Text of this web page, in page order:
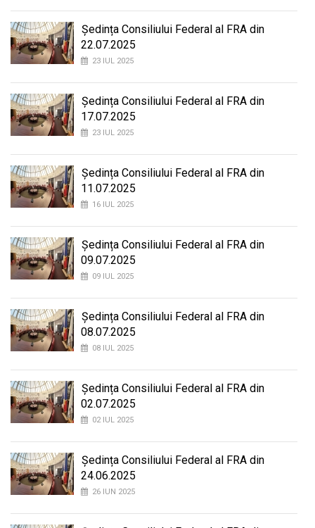
Ședința Consiliului Federal al FRA din
22.07.2025
23 IUL 2025
Ședința Consiliului Federal al FRA din
17.07.2025
23 IUL 2025
Ședința Consiliului Federal al FRA din
11.07.2025
16 IUL 2025
Ședința Consiliului Federal al FRA din
09.07.2025
09 IUL 2025
Ședința Consiliului Federal al FRA din
08.07.2025
08 IUL 2025
Ședința Consiliului Federal al FRA din
02.07.2025
02 IUL 2025
Ședința Consiliului Federal al FRA din
24.06.2025
26 IUN 2025